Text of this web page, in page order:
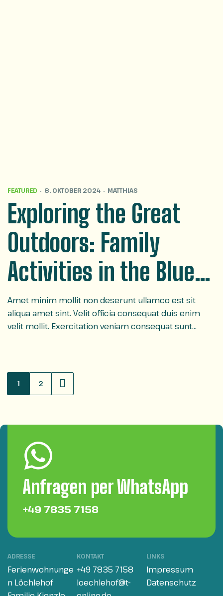
FEATURED 8. OKTOBER 2024 MATTHIAS
Exploring the Great
Outdoors: Family
Activities in the Blue
Ridge Parkway
Amet minim mollit non deserunt ullamco est sit
aliqua amet sint. Velit officia consequat duis enim
velit mollit. Exercitation veniam consequat sunt
1 2
Anfragen per WhatsApp
+49 7835 7158
ADRESSE
Ferienwohnunge
n Löchlehof
KONTAKT
+49 7835 7158
loechlehof@t-
LINKS
Impressum
Datenschutz